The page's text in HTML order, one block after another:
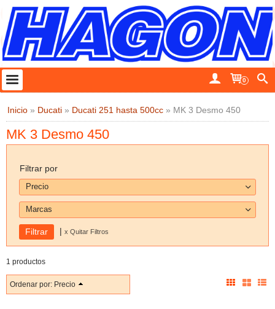
0
Inicio » Ducati » Ducati 251 hasta 500cc » MK 3 Desmo 450
MK 3 Desmo 450
Filtrar por
Precio
Marcas
| x Quitar Filtros
1 productos
Ordenar por: Precio